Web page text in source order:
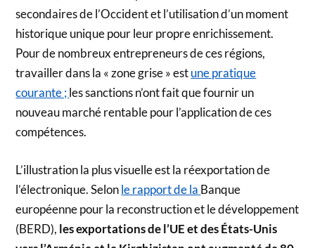
secondaires de l’Occident et l’utilisation d’un moment
historique unique pour leur propre enrichissement.
Pour de nombreux entrepreneurs de ces régions,
travailler dans la « zone grise » estune pratique
courante ;les sanctions n’ont fait que fournir un
nouveau marché rentable pour l’application de ces
compétences.
L’illustration la plus visuelle est la réexportation de
l’électronique. Selonle rapport de la Banque
européenne pour la reconstruction et le développement
(BERD), les exportations de l’UE et des États-Unis